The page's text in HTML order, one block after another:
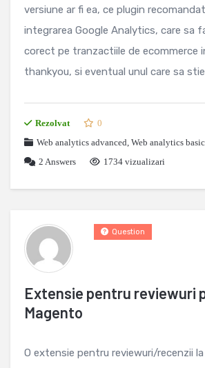
versiune ar fi ea, ce plugin
integrarea Google Analytics, care sa
corect pe tranzactiile de ecommerce
thankyou, si eventual unul care sa stie
Rezolvat
0
Web analytics advanced, Web analytics
2 Answers 1734 vizualizari
Extensie pentru reviewuri
Magento
Question
O extensie pentru reviewuri/recenzii